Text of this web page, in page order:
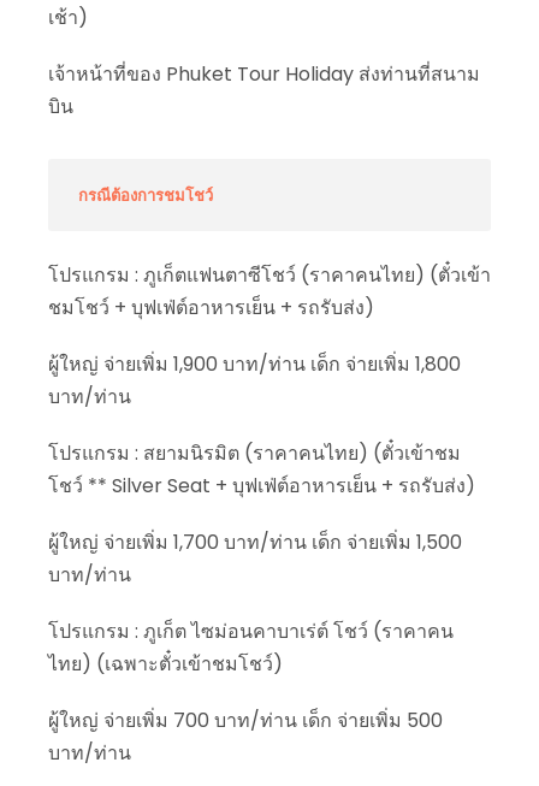
เช้า)
เจ้าหน้าที่ของ Phuket Tour Holiday ส่งท่านที่สนาม
บิน
กรณีต้องการชมโชว์
โปรแกรม : ภูเก็ตแฟนตาซีโชว์ (ราคาคนไทย) (ตั๋วเข้า
ชมโชว์ + บุฟเฟ่ต์อาหารเย็น + รถรับส่ง)
ผู้ใหญ่ จ่ายเพิ่ม 1,900 บาท/ท่าน เด็ก จ่ายเพิ่ม 1,800
บาท/ท่าน
โปรแกรม : สยามนิรมิต (ราคาคนไทย) (ตั๋วเข้าชม
โชว์ ** Silver Seat + บุฟเฟ่ต์อาหารเย็น + รถรับส่ง)
ผู้ใหญ่ จ่ายเพิ่ม 1,700 บาท/ท่าน เด็ก จ่ายเพิ่ม 1,500
บาท/ท่าน
โปรแกรม : ภูเก็ต ไซม่อนคาบาเร่ต์ โชว์ (ราคาคน
ไทย) (เฉพาะตั๋วเข้าชมโชว์)
ผู้ใหญ่ จ่ายเพิ่ม 700 บาท/ท่าน เด็ก จ่ายเพิ่ม 500
บาท/ท่าน